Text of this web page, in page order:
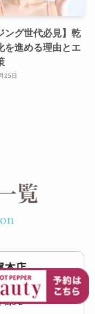
ング世代必見】乾
を進める理由とエ
25日
本店
田8-2